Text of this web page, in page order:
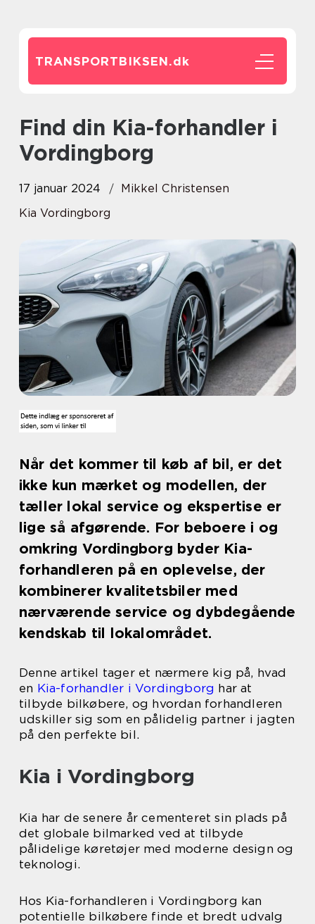
TRANSPORTBIKSEN.dk
Find din Kia-forhandler i
Vordingborg
17 januar 2024
Mikkel Christensen
Kia Vordingborg
Når det kommer til køb af bil, er det
ikke kun mærket og modellen, der
tæller lokal service og ekspertise er
lige så afgørende. For beboere i og
omkring Vordingborg byder Kia-
forhandleren på en oplevelse, der
kombinerer kvalitetsbiler med
nærværende service og dybdegående
kendskab til lokalområdet.
Denne artikel tager et nærmere kig på, hvad
en Kia-forhandler i Vordingborg har at
tilbyde bilkøbere, og hvordan forhandleren
udskiller sig som en pålidelig partner i jagten
på den perfekte bil.
Kia i Vordingborg
Kia har de senere år cementeret sin plads på
det globale bilmarked ved at tilbyde
pålidelige køretøjer med moderne design og
teknologi.
Hos Kia-forhandleren i Vordingborg kan
potentielle bilkøbere finde et bredt udvalg